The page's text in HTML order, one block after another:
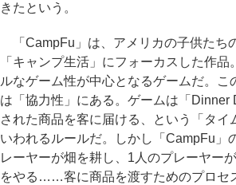
きたという。
「CampFu」は、アメリカの子供たち
「キャンプ生活」にフォーカスした作
ルなゲーム性が中心となるゲームだ。こ
は「協力性」にある。ゲームは「Dinner
された商品を客に届ける、という「タイ
いわれるルールだ。しかし「CampFu」
レーヤーが畑を耕し、1人のプレーヤー
をやる……客に商品を渡すためのプロセ